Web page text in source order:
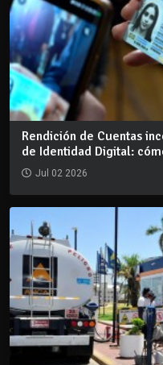
Rendición de Cuentas
de Identidad Digital:
Jul 02 2026